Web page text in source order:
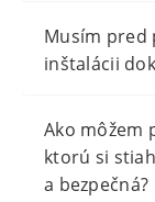
Musím pred
inštalácii
Ako môžem
ktorú si
a bezpečná?